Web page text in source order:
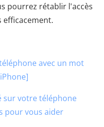
pourrez rétablir l'accès
efficacement.
avec un mot
sur votre téléphone
pour vous aider